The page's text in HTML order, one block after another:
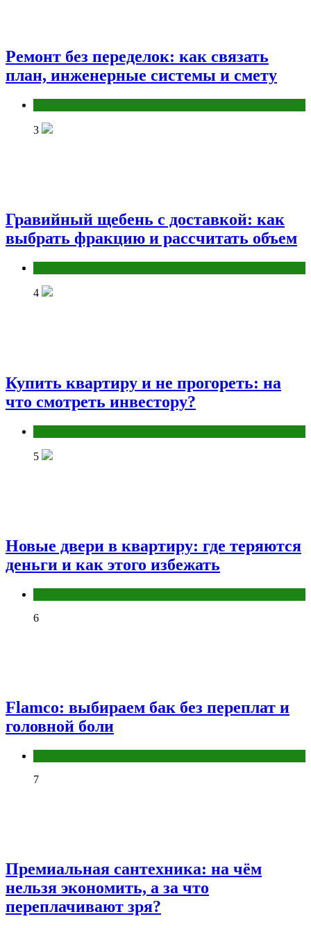
Ремонт без переделок: как связать
план, инженерные системы и смету
3
Гравийный щебень с доставкой: как
выбрать фракцию и рассчитать объем
4
Купить квартиру и не прогореть: на
что смотреть инвестору?
5
Новые двери в квартиру: где теряются
деньги и как этого избежать
6
Flamco: выбираем бак без переплат и
головной боли
7
Премиальная сантехника: на чём
нельзя экономить, а за что
переплачивают зря?